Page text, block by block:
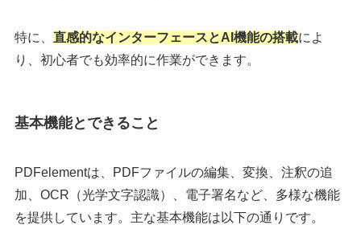
特に、 直感的なインターフェースとAI機能の搭載によ
り、初心者でも効率的に作業ができます。
基本機能とできること
PDFelementは、PDFファイルの編集、変換、注釈の追
加、OCR（光学文字認識）、電子署名など、多様な機能
を提供しています。主な基本機能は以下の通りです。